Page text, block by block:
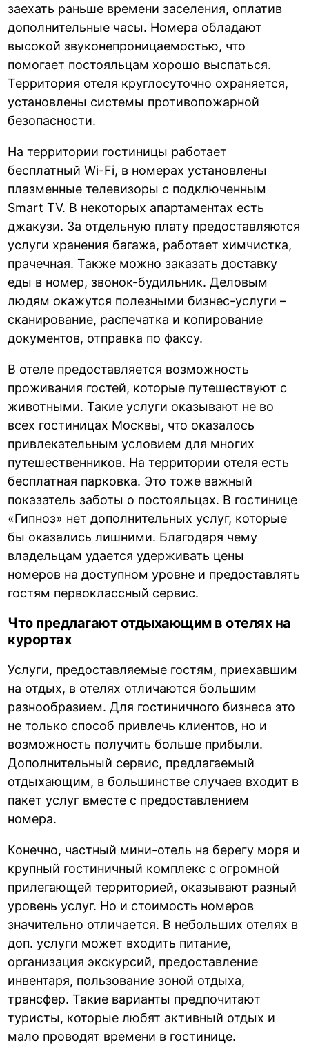
заехать раньше времени заселения, оплатив
дополнительные часы. Номера обладают
высокой звуконепроницаемостью, что
помогает постояльцам хорошо выспаться.
Территория отеля круглосуточно охраняется,
установлены системы противопожарной
безопасности.
На территории гостиницы работает
бесплатный Wi-Fi, в номерах установлены
плазменные телевизоры с подключенным
Smart TV. В некоторых апартаментах есть
джакузи. За отдельную плату предоставляются
услуги хранения багажа, работает химчистка,
прачечная. Также можно заказать доставку
еды в номер, звонок-будильник. Деловым
людям окажутся полезными бизнес-услуги –
сканирование, распечатка и копирование
документов, отправка по факсу.
В отеле предоставляется возможность
проживания гостей, которые путешествуют с
животными. Такие услуги оказывают не во
всех гостиницах Москвы, что оказалось
привлекательным условием для многих
путешественников. На территории отеля есть
бесплатная парковка. Это тоже важный
показатель заботы о постояльцах. В гостинице
«Гипноз» нет дополнительных услуг, которые
бы оказались лишними. Благодаря чему
владельцам удается удерживать цены
номеров на доступном уровне и предоставлять
гостям первоклассный сервис.
Что предлагают отдыхающим в отелях на
курортах
Услуги, предоставляемые гостям, приехавшим
на отдых, в отелях отличаются большим
разнообразием. Для гостиничного бизнеса это
не только способ привлечь клиентов, но и
возможность получить больше прибыли.
Дополнительный сервис, предлагаемый
отдыхающим, в большинстве случаев входит в
пакет услуг вместе с предоставлением
номера.
Конечно, частный мини-отель на берегу моря и
крупный гостиничный комплекс с огромной
прилегающей территорией, оказывают разный
уровень услуг. Но и стоимость номеров
значительно отличается. В небольших отелях в
доп. услуги может входить питание,
организация экскурсий, предоставление
инвентаря, пользование зоной отдыха,
трансфер. Такие варианты предпочитают
туристы, которые любят активный отдых и
мало проводят времени в гостинице.